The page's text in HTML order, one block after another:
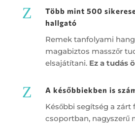
Z
Több mint 500
hallgató
Remek tanfolyami
magabiztos masszőr
elsajátítani. Ez a tudás
Z A későbbiekben is
Későbbi segítség a zárt
csoportban, nagyszerű